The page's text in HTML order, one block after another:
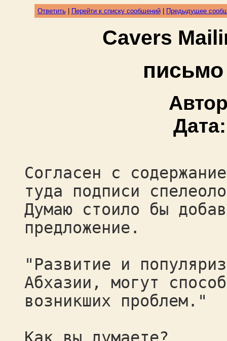
Ответить| Перейти к списку сообщений| Предыдущее
Cavers
письмо
Согласен с
туда подписи
Думаю стоило бы
предложение.
"Развитие и
Абхазии, могут
возникших проблем."